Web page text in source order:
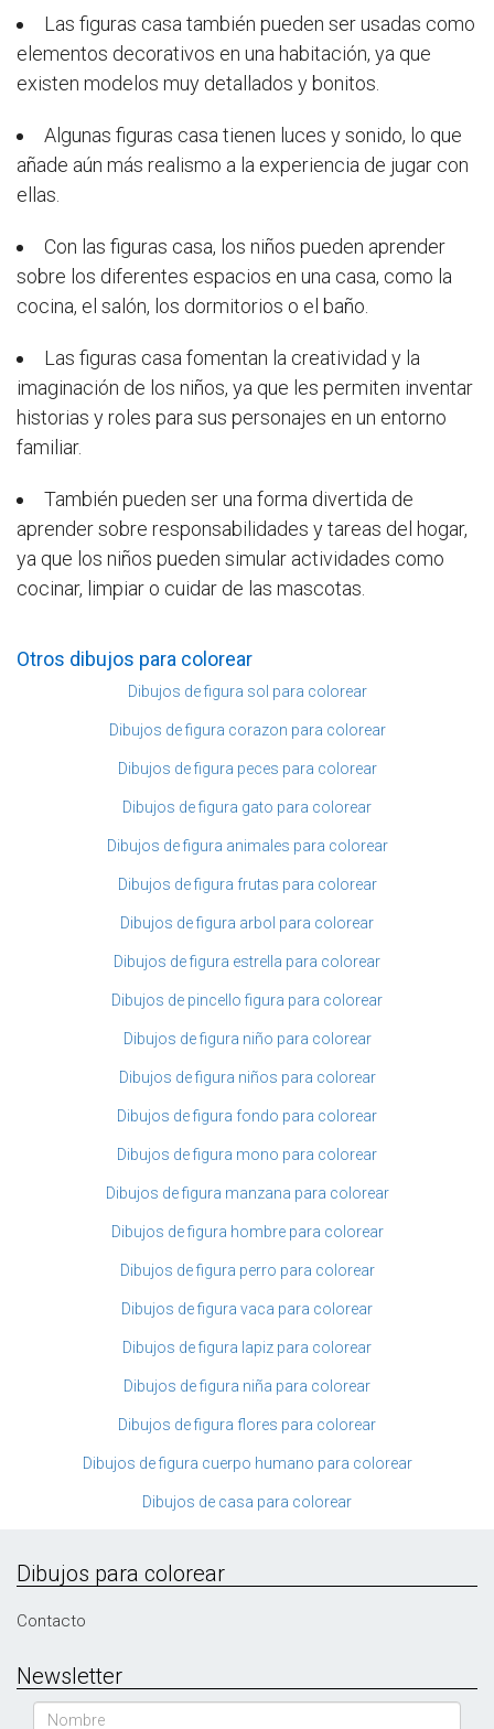
Las figuras casa también pueden ser usadas como
elementos decorativos en una habitación, ya que
existen modelos muy detallados y bonitos.
Algunas figuras casa tienen luces y sonido, lo que
añade aún más realismo a la experiencia de jugar con
ellas.
Con las figuras casa, los niños pueden aprender
sobre los diferentes espacios en una casa, como la
cocina, el salón, los dormitorios o el baño.
Las figuras casa fomentan la creatividad y la
imaginación de los niños, ya que les permiten inventar
historias y roles para sus personajes en un entorno
familiar.
También pueden ser una forma divertida de
aprender sobre responsabilidades y tareas del hogar,
ya que los niños pueden simular actividades como
cocinar, limpiar o cuidar de las mascotas.
Otros dibujos para colorear
Dibujos de figura sol para colorear
Dibujos de figura corazon para colorear
Dibujos de figura peces para colorear
Dibujos de figura gato para colorear
Dibujos de figura animales para colorear
Dibujos de figura frutas para colorear
Dibujos de figura arbol para colorear
Dibujos de figura estrella para colorear
Dibujos de pincello figura para colorear
Dibujos de figura niño para colorear
Dibujos de figura niños para colorear
Dibujos de figura fondo para colorear
Dibujos de figura mono para colorear
Dibujos de figura manzana para colorear
Dibujos de figura hombre para colorear
Dibujos de figura perro para colorear
Dibujos de figura vaca para colorear
Dibujos de figura lapiz para colorear
Dibujos de figura niña para colorear
Dibujos de figura flores para colorear
Dibujos de figura cuerpo humano para colorear
Dibujos de casa para colorear
Dibujos para colorear
Contacto
Newsletter
Nombre